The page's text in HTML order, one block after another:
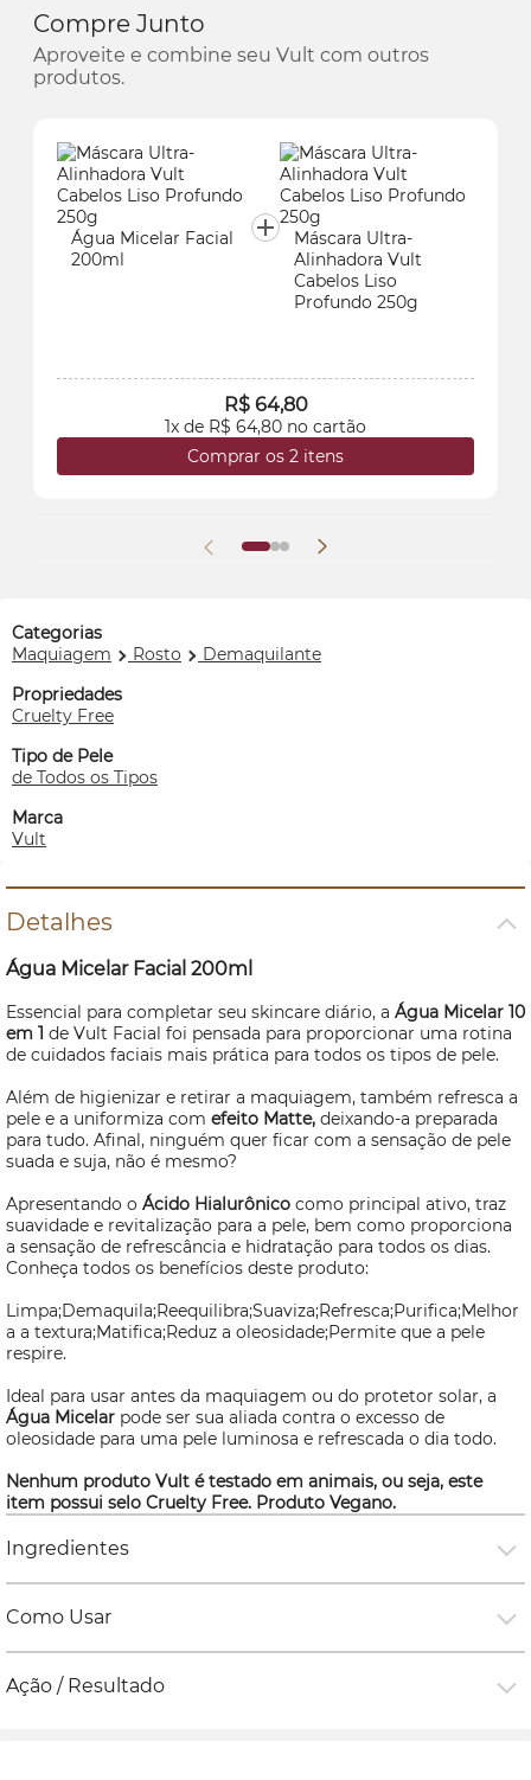
Compre Junto
Aproveite e combine seu Vult com outros
produtos.
Água Micelar Facial
200ml
Máscara Ultra-
Alinhadora Vult
Cabelos Liso
Profundo 250g
R$ 64,80
1x de R$ 64,80 no cartão
Comprar os 2 itens
Categorias
Maquiagem
Rosto
Demaquilante
Propriedades
Cruelty Free
Tipo de Pele
de Todos os Tipos
Marca
Vult
Detalhes
Água Micelar Facial 200ml
Essencial para completar seu skincare diário, a Água Micelar 10
em 1 de Vult Facial foi pensada para proporcionar uma rotina
de cuidados faciais mais prática para todos os tipos de pele.
Além de higienizar e retirar a maquiagem, também refresca a
pele e a uniformiza com efeito Matte, deixando-a preparada
para tudo. Afinal, ninguém quer ficar com a sensação de pele
suada e suja, não é mesmo?
Apresentando o Ácido Hialurônico como principal ativo, traz
suavidade e revitalização para a pele, bem como proporciona
a sensação de refrescância e hidratação para todos os dias.
Conheça todos os benefícios deste produto:
Limpa;Demaquila;Reequilibra;Suaviza;Refresca;Purifica;Melhor
a a textura;Matifica;Reduz a oleosidade;Permite que a pele
respire.
Ideal para usar antes da maquiagem ou do protetor solar, a
Água Micelar pode ser sua aliada contra o excesso de
oleosidade para uma pele luminosa e refrescada o dia todo.
Nenhum produto Vult é testado em animais, ou seja, este
item possui selo Cruelty Free. Produto Vegano.
Ingredientes
Como Usar
Ação / Resultado